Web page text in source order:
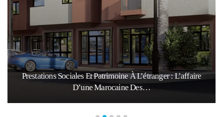
Prestations Sociales Et Patrimoine À L’étranger : L’affaire
D’une Marocaine Des…